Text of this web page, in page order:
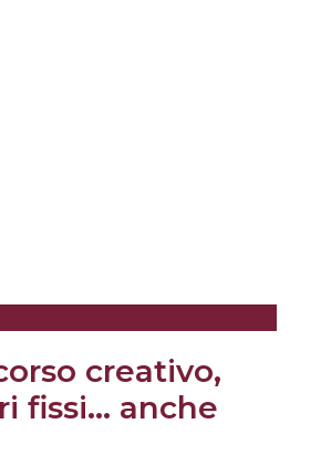
creativo,
fissi… anche